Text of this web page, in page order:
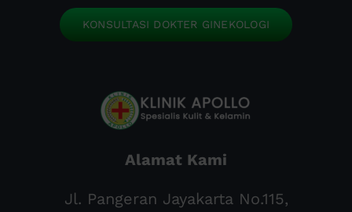
KONSULTASI DOKTER GINEKOLOGI
Alamat Kami
Jl. Pangeran Jayakarta No.115,